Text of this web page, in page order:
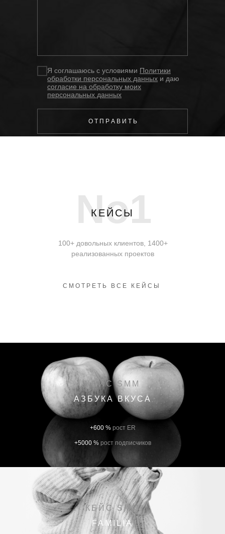
Я соглашаюсь с условиями Политики
обработки персональных данных и даю
согласие на обработку моих
персональных данных
О Т П Р А В И Т Ь
No1
КЕЙСЫ
100+ довольных клиентов, 1400+
реализованных проектов
СМОТРЕТЬ ВСЕ КЕЙСЫ
КЕЙС SMM
АЗБУКА ВКУСА
+600 % рост ER
+5000 % рост подписчиков
КЕЙС SMM
FAMILIA